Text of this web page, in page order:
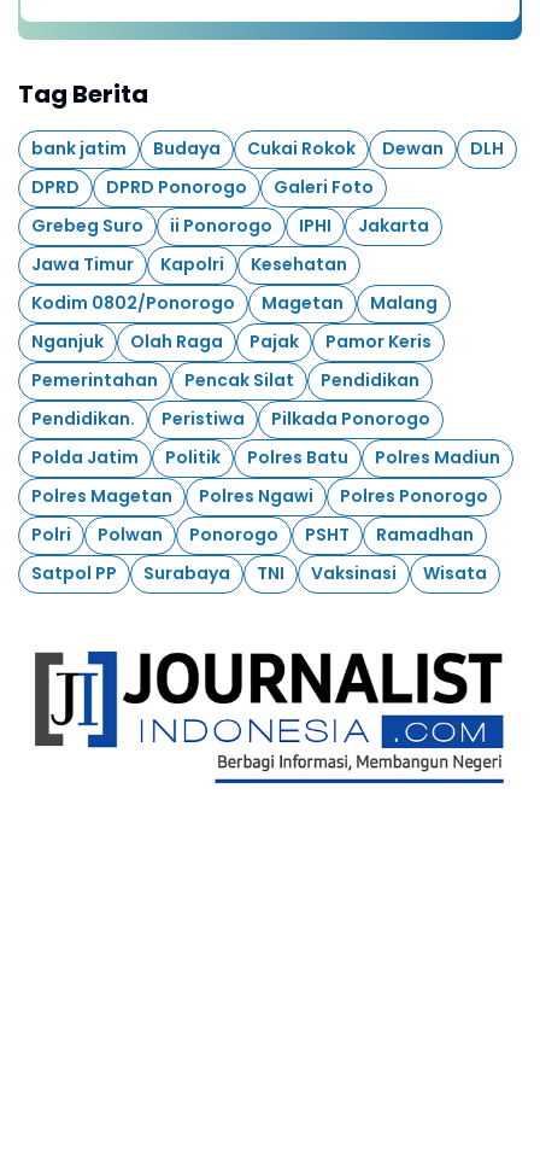
Tag Berita
bank jatim Budaya Cukai Rokok Dewan
DLH
DPRD
DPRD Ponorogo
Galeri Foto
Grebeg Suro
ii Ponorogo IPHI
Jakarta
Jawa Timur
Kapolri
Kesehatan
Kodim 0802/Ponorogo
Magetan
Malang
Nganjuk
Olah Raga Pajak
Pamor Keris
Pemerintahan
Pencak Silat
Pendidikan
Pendidikan.
Peristiwa
Pilkada Ponorogo
Polda Jatim
Politik Polres Batu
Polres Madiun
Polres Magetan
Polres Ngawi
Polres Ponorogo
Polri
Polwan Ponorogo PSHT
Ramadhan
Satpol PP
Surabaya TNI Vaksinasi Wisata